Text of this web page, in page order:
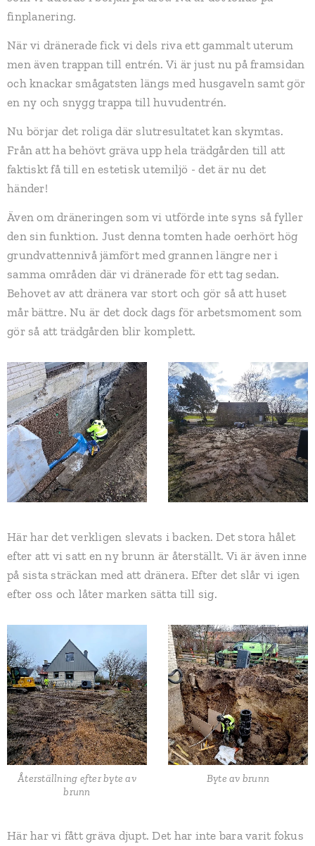
finplanering.
När vi dränerade fick vi dels riva ett gammalt uterum
men även trappan till entrén. Vi är just nu på framsidan
och knackar smågatsten längs med husgaveln samt gör
en ny och snygg trappa till huvudentrén.
Nu börjar det roliga där slutresultatet kan skymtas.
Från att ha behövt gräva upp hela trädgården till att
faktiskt få till en estetisk utemiljö - det är nu det
händer!
Även om dräneringen som vi utförde inte syns så fyller
den sin funktion. Just denna tomten hade oerhört hög
grundvattennivå jämfört med grannen längre ner i
samma områden där vi dränerade för ett tag sedan.
Behovet av att dränera var stort och gör så att huset
mår bättre. Nu är det dock dags för arbetsmoment som
gör så att trädgården blir komplett.
Här har det verkligen slevats i backen. Det stora hålet
efter att vi satt en ny brunn är återställt. Vi är även inne
på sista sträckan med att dränera. Efter det slår vi igen
efter oss och låter marken sätta till sig.
Återställning efter byte av
brunn
Byte av brunn
Här har vi fått gräva djupt. Det har inte bara varit fokus